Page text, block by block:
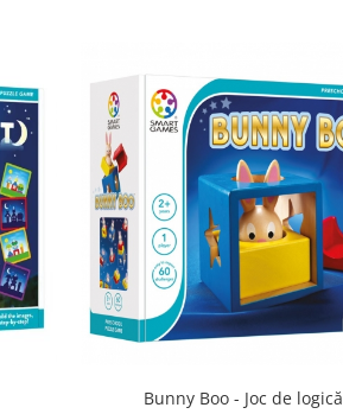
Bunny Boo - Joc de logică